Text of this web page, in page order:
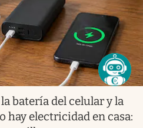
batería del celular y la
hay electricidad en casa: